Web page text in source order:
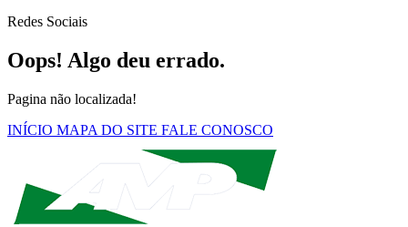
Redes Sociais
Oops! Algo deu errado.
Pagina não localizada!
INÍCIO MAPA DO SITE FALE CONOSCO